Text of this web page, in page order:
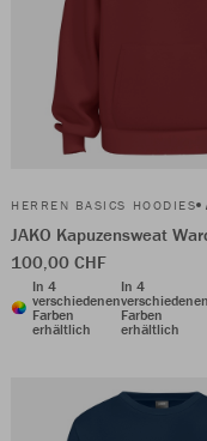
HERREN BASICS HOODIES
JAKO Kapuzensweat
100,00 CHF
In 4
verschiedenen
Farben
erhältlich
In 4
Farben
erhältlich